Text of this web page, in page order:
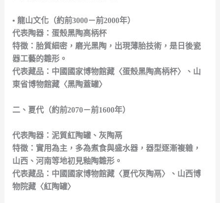
• 龍山文化（約前3000－前2000年）
代表陶器：蛋殼黑陶高柄杯
特徵：胎質細密，磨光黑陶，出現薄胎技術，是日後瓷
器工藝的雛形。
代表藏品：中國國家博物館藏〈蛋殼黑陶高柄杯〉、山
東省博物館藏〈黑陶蓋罐〉
二、夏代（約前2070－前1600年）
代表陶器：泥質紅陶罐、灰陶鬲
特徵：實用為主，多為煮食與盛水器，器型逐漸複雜，
山西、河南等地初見釉陶雛形。
代表藏品：中國國家博物館藏〈夏代灰陶鬲〉、山西博
物院藏〈紅陶罐〉